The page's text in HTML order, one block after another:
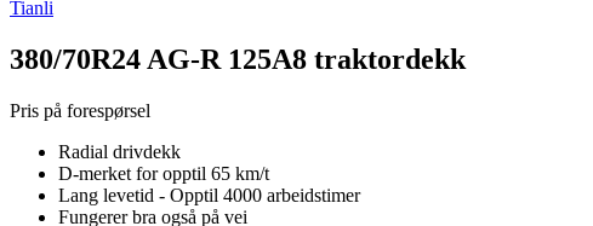
Tianli
380/70R24 AG-R 125A8 traktordekk
Pris på forespørsel
Radial drivdekk
D-merket for opptil 65 km/t
Lang levetid - Opptil 4000 arbeidstimer
Fungerer bra også på vei